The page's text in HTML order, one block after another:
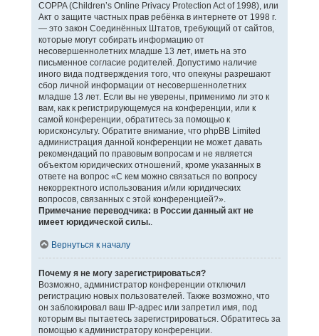
COPPA (Children’s Online Privacy Protection Act of 1998), или
Акт о защите частных прав ребёнка в интернете от 1998 г.
— это закон Соединённых Штатов, требующий от сайтов,
которые могут собирать информацию от
несовершеннолетних младше 13 лет, иметь на это
письменное согласие родителей. Допустимо наличие
иного вида подтверждения того, что опекуны разрешают
сбор личной информации от несовершеннолетних
младше 13 лет. Если вы не уверены, применимо ли это к
вам, как к регистрирующемуся на конференции, или к
самой конференции, обратитесь за помощью к
юрисконсульту. Обратите внимание, что phpBB Limited
администрация данной конференции не может давать
рекомендаций по правовым вопросам и не является
объектом юридических отношений, кроме указанных в
ответе на вопрос «С кем можно связаться по вопросу
некорректного использования и/или юридических
вопросов, связанных с этой конференцией?».
Примечание переводчика: в России данный акт не
имеет юридической силы..
Вернуться к началу
Почему я не могу зарегистрироваться?
Возможно, администратор конференции отключил
регистрацию новых пользователей. Также возможно, что
он заблокировал ваш IP-адрес или запретил имя, под
которым вы пытаетесь зарегистрироваться. Обратитесь за
помощью к администратору конференции.